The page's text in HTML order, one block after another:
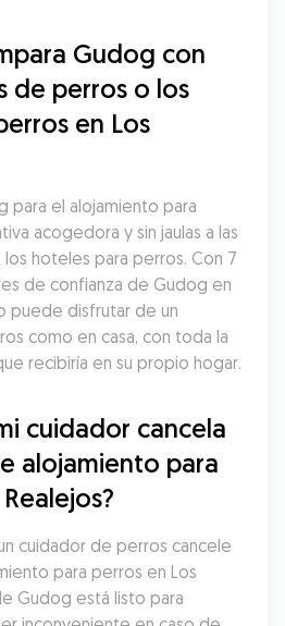
Gudog con
de perros o los
en Los
para el alojamiento para
acogedora y sin jaulas a las
los hoteles para perros. Con 7
de confianza de Gudog en
puede disfrutar de un
como en casa, con toda la
recibiría en su propio hogar.
cuidador cancela
alojamiento para
cuidador de perros cancele
para perros en Los
Gudog está listo para